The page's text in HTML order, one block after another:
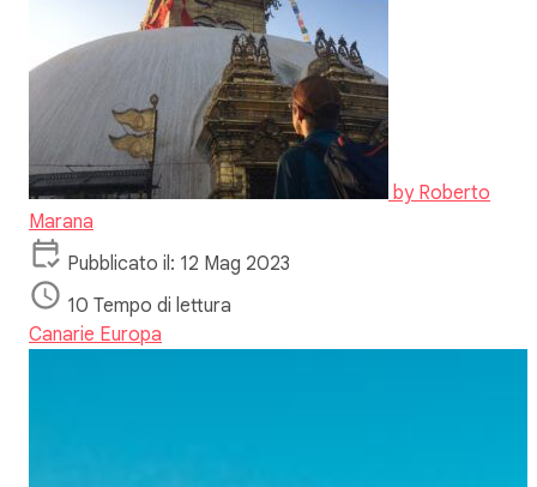
by Roberto
Marana
Pubblicato il: 12 Mag 2023
10 Tempo di lettura
Canarie Europa